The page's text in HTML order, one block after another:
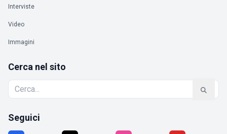
Interviste
Video
Immagini
Cerca nel sito
Seguici